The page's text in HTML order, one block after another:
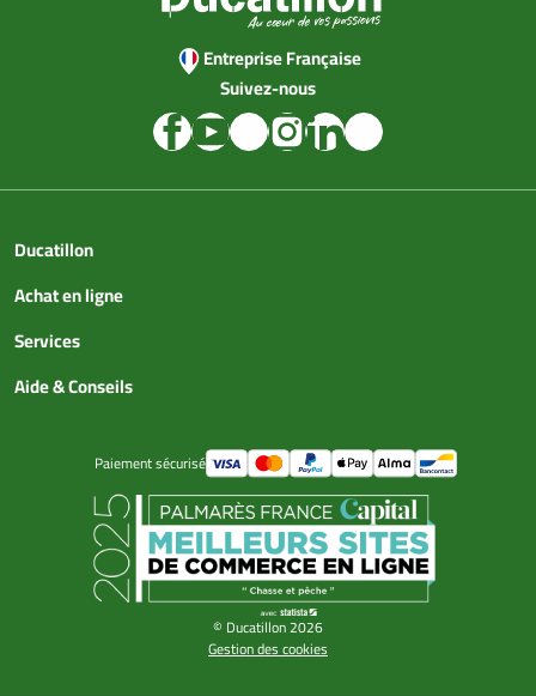
Entreprise Française
Suivez-nous
Ducatillon
Achat en ligne
Services
Aide & Conseils
Paiement sécurisé
© Ducatillon 2026
Gestion des cookies